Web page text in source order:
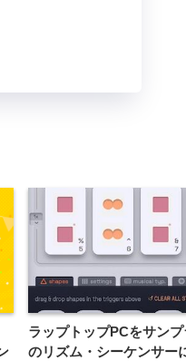
ラップトップPCをサン
のリズム・シーケンサー